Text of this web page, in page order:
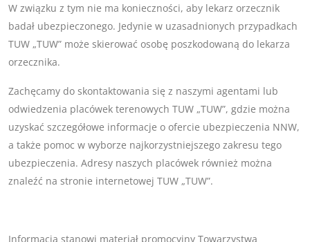
W związku z tym nie ma konieczności, aby lekarz orzecznik
badał ubezpieczonego. Jedynie w uzasadnionych przypadkach
TUW „TUW” może skierować osobę poszkodowaną do lekarza
orzecznika.
Zachęcamy do skontaktowania się z naszymi agentami lub
odwiedzenia placówek terenowych TUW „TUW”, gdzie można
uzyskać szczegółowe informacje o ofercie ubezpieczenia NNW,
a także pomoc w wyborze najkorzystniejszego zakresu tego
ubezpieczenia. Adresy naszych placówek również można
znaleźć na stronie internetowej TUW „TUW”.
Informacja stanowi materiał promocyjny Towarzystwa